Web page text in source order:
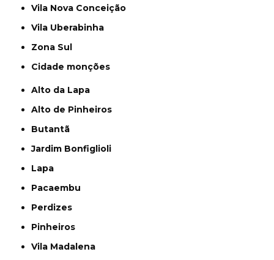
Vila Nova Conceição
Vila Uberabinha
Zona Sul
cidade monções
Alto da Lapa
Alto de Pinheiros
Butantã
Jardim Bonfiglioli
Lapa
Pacaembu
Perdizes
Pinheiros
Vila Madalena